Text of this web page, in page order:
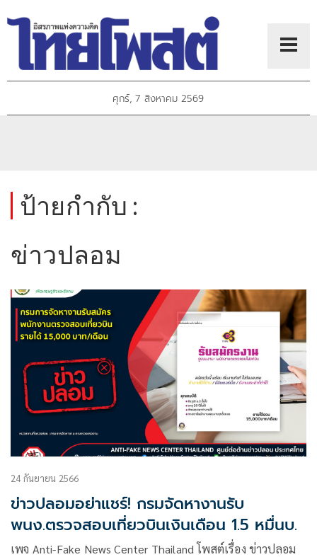
ศุกร์, 7 สิงหาคม 2569
ป้ายกำกับ :
ข่าวปลอม
24 กันยายน 2566
ข่าวปลอมอย่าแชร์! กรมจัดหางานรับ
พนง.ตรวจสอบเที่ยวบินเงินเดือน 1.5 หมื่นบ.
เพจ Anti-Fake News Center Thailand โพสต์เรื่อง ข่าวปลอม